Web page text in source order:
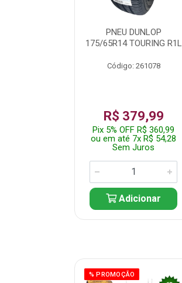
PNEU DUNLOP
175/65R14 TOURING R1L
Código: 261078
R$ 379,99
Pix 5% OFF R$ 360,99
ou em até 7x R$ 54,28
Sem Juros
Adicionar
% PROMOÇÃO